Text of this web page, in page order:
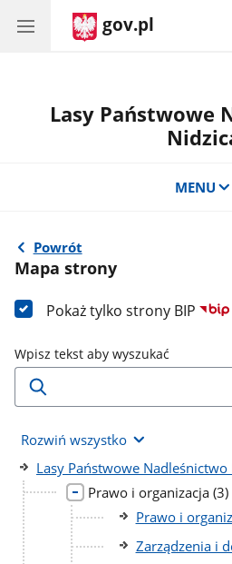
gov.pl
Lasy Państwowe
MENU
Powrót
Mapa strony
Pokaż tylko strony BIP
Wpisz tekst aby wyszukać
Rozwiń wszystko
Lasy Państwowe Nadleśnictwo
Prawo i organizacja (3)
Prawo i
Zarządzenia i